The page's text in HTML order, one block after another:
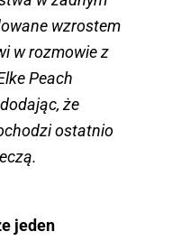
wzrostem
w rozmowie z
Peach
że
ostatnio
jeden